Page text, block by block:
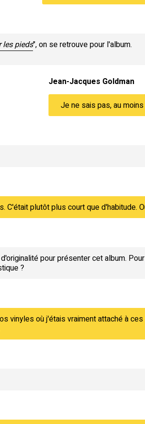
les pieds", on se retrouve pour l'album.
Jean-Jacques Goldman
Je ne sais pas, au
C'était plutôt plus court que d'habitude.
pour présenter cet album. Pour
?
vinyles où j'étais vraiment attaché à